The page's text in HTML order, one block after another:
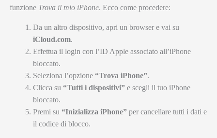
funzione Trova il mio iPhone. Ecco come procedere:
Da un altro dispositivo, apri un browser e vai su
iCloud.com.
Effettua il login con l’ID Apple associato all’iPhone
bloccato.
Seleziona l’opzione “Trova iPhone”.
Clicca su “Tutti i dispositivi” e scegli il tuo iPhone
bloccato.
Premi su “Inizializza iPhone” per cancellare tutti i dati e
il codice di blocco.